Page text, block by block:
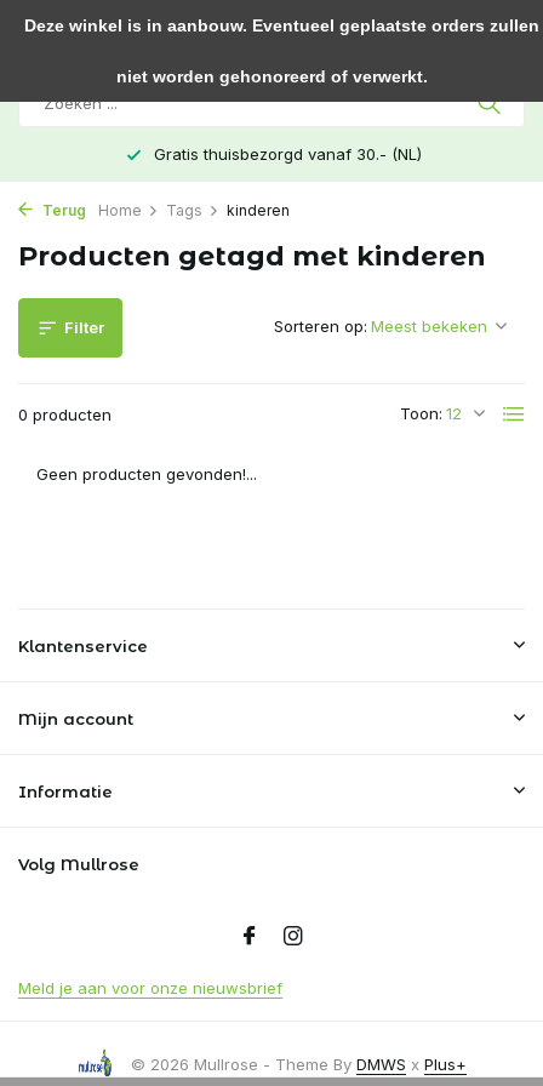
Gratis thuisbezorgd vanaf 30.- (NL)
Terug Home Tags kinderen
Producten getagd met kinderen
Filter
0 producten Toon:
Sorteren op:
Geen producten gevonden!...
Klantenservice
Mijn account
Informatie
Volg Mullrose
Meld je aan voor onze nieuwsbrief
© 2026 Mullrose - Theme By DMWS x Plus+
Deze winkel is in aanbouw. Eventueel geplaatste orders zullen
niet worden gehonoreerd of verwerkt.